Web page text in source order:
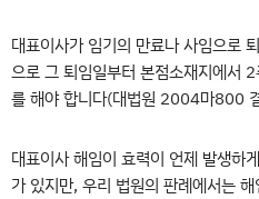
대표이사가 임기의 만료나 사임으로
으로 그 퇴임일부터 본점소재지에서
를 해야 합니다(대법원 2004마800
대표이사 해임이 효력이 언제 발생하
가 있지만, 우리 법원의 판례에서는